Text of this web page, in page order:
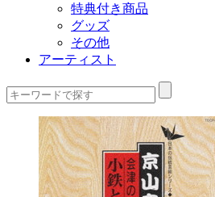
特典付き商品
グッズ
その他
アーティスト